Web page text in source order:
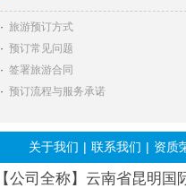
· 旅游预订方式
· 预订常见问题
· 签署旅游合同
· 预订流程与服务承诺
关于我们 | 联系我们 | 资质
【公司全称】云南省昆明